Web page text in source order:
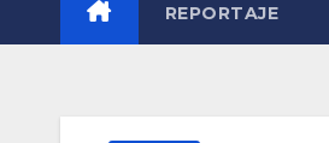
REPORTAJE